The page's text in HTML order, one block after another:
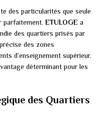
des particularités que seule
parfaitement. ETULOGE a
des quartiers prisés par
des zones
d’enseignement supérieur.
déterminant pour les
des Quartiers